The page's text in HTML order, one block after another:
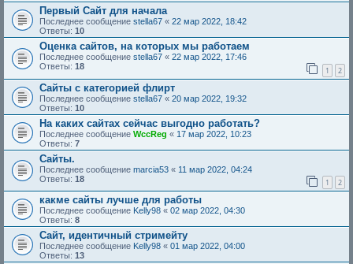
Первый Сайт для начала
Последнее сообщение stella67 « 22 мар 2022, 18:42
Ответы: 10
Оценка сайтов, на которых мы работаем
Последнее сообщение stella67 « 22 мар 2022, 17:46
Ответы: 18 1 2
Сайты с категорией флирт
Последнее сообщение stella67 « 20 мар 2022, 19:32
Ответы: 10
На каких сайтах сейчас выгодно работать?
Последнее сообщение WccReg « 17 мар 2022, 10:23
Ответы: 7
Сайты.
Последнее сообщение marcia53 « 11 мар 2022, 04:24
Ответы: 18 1 2
какме сайты лучше для работы
Последнее сообщение Kelly98 « 02 мар 2022, 04:30
Ответы: 8
Сайт, идентичный стримейту
Последнее сообщение Kelly98 « 01 мар 2022, 04:00
Ответы: 13